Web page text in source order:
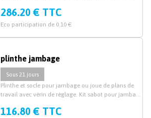
286.20 € TTC
Eco participation de 0.10 €
Sous 21 jours
plinthe jambage
Plinthe et socle pour jambage ou joue de plans de
travail avec vérin de réglage. Kit sabot pour jambage
116.80 € TTC